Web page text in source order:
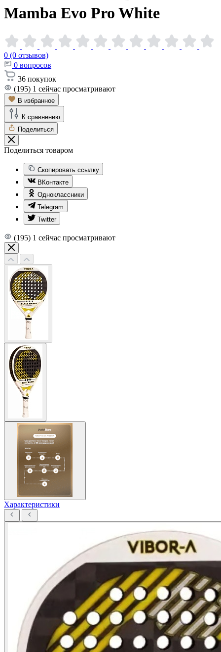
Mamba Evo Pro White
0 (0 отзывов)
0 вопросов
36 покупок
(195) 1 сейчас просматривают
В избранное
К сравнению
Поделиться
Поделиться товаром
Скопировать ссылку
ВКонтакте
Одноклассники
Telegram
Twitter
(195) 1 сейчас просматривают
Характеристики